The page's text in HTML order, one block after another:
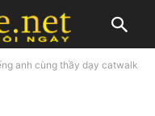
anh cùng thầy dạy catwalk